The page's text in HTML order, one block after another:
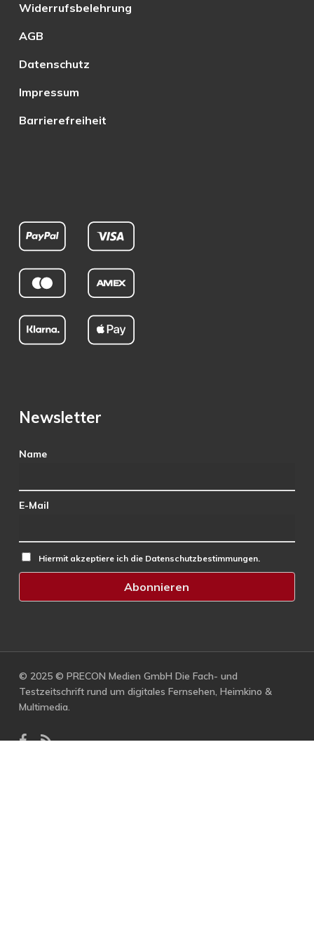
Widerrufsbelehrung
AGB
Datenschutz
Impressum
Barrierefreiheit
Newsletter
Name
E-Mail
Hiermit akzeptiere ich die Datenschutzbestimmungen.
© 2025 © PRECON Medien GmbH Die Fach- und
Testzeitschrift rund um digitales Fernsehen, Heimkino &
Multimedia.
facebook
RSS